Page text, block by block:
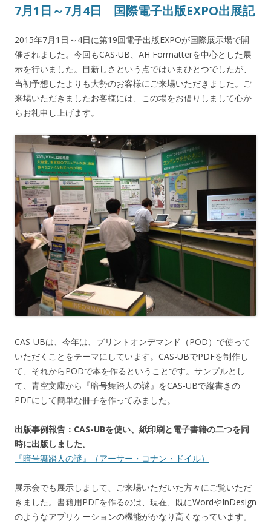
7月1日～7月4日 国際電子出版EXPO出展記
2015年7月1日～4日に第19回電子出版EXPOが国際展示場で開
催されました。今回もCAS-UB、AH Formatterを中心とした展
示を行いました。目新しさという点ではいまひとつでしたが、
当初予想したよりも大勢のお客様にご来場いただきました。ご
来場いただきましたお客様には、この場をお借りしまして心か
らお礼申し上げます。
CAS-UBは、今年は、プリントオンデマンド（POD）で使って
いただくことをテーマにしています。CAS-UBでPDFを制作し
て、それからPODで本を作るということです。サンプルとし
て、青空文庫から『暗号舞踏人の謎』をCAS-UBで縦書きの
PDFにして簡単な冊子を作ってみました。
出版事例報告：CAS-UBを使い、紙印刷と電子書籍の二つを同
時に出版しました。
『暗号舞踏人の謎』（アーサー・コナン・ドイル）
展示会でも展示しまして、ご来場いただいた方々にご覧いただ
きました。書籍用PDFを作るのは、現在、既にWordやInDesign
のようなアプリケーションの機能がかなり高くなっています。